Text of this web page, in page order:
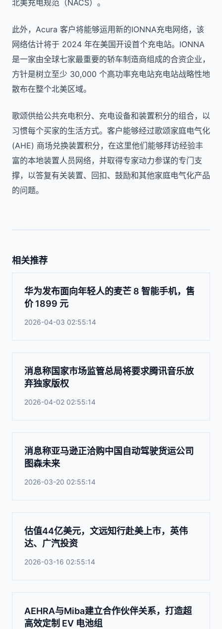
北美充电规范（NACS）。
此外，Acura 客户将能够运用新的IONNA充电网络，该
网络估计将于 2024 年在美国开设首个充电站。IONNA
是一家由全球七家最重要的轿车制造商组成的合资企业，
方针是树立至少 30,000 个高功率充电站充电站战略性地
散布在整个北美区域。
歌颂供给公共充电积分、充电设备和装置积分的组合，以
习惯每个买家的生活方式。客户能够经过歌颂家庭电气化
(AHE) 商场兑换装置积分，在这里他们能够拜访经验丰
富的本地装置人员网络，并取得专家动力参谋的专门支
撑，以答复有关装置、回扣、鼓励和其他家庭电气化产品
的问题。
相关推荐
华为发布面向年轻人的麦芒 8 智能手机，售
价 1899 元
2026-04-03 02:55:14
消息称国家市场监管总局将要求腾讯音乐放
弃独家版权
2026-04-02 02:55:14
消息称亚马逊正洽购中国自动驾驶货运公司
图森未来
2026-03-20 02:55:14
估值44亿美元，文远知行赴美上市，英伟
达、广汽投资
2026-03-16 02:55:14
AEHRA与Miba建立合作伙伴关系，打造超
高效定制 EV 电池组